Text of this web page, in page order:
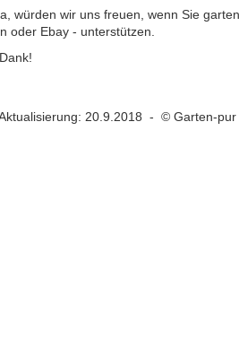
würden wir uns freuen, wenn Sie
oder Ebay - unterstützen.
20.9.2018 - © Garten-pur